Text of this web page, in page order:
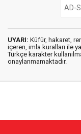
UYARI: Küfür, hakaret,
içeren, imla kuralları ile
Türkçe karakter
onaylanmamaktadır.